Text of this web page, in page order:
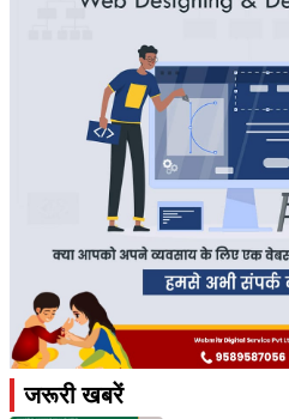
जरूरी खबरें